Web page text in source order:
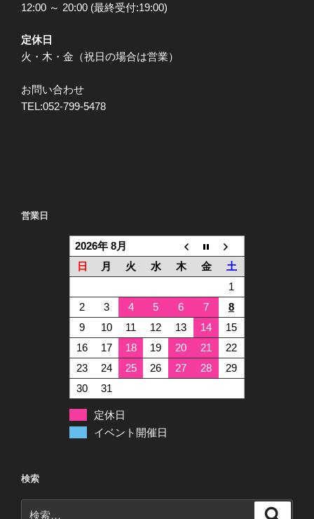
12:00 ～ 20:00 (最終受付:19:00)
定休日
火・木・金（祝日の場合は営業）
お問い合わせ
TEL:052-799-5478
営業日
2026年 8月
日
月 火 水 木 金
土
1
2
3 4 5 6 7
8
9
10 11 12 13 14
15
16
17 18 19 20 21
22
23
24 25 26 27 28
29
30
31
定休日
イベント開催日
検索